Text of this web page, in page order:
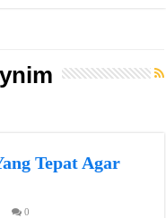
Tepat Agar
0